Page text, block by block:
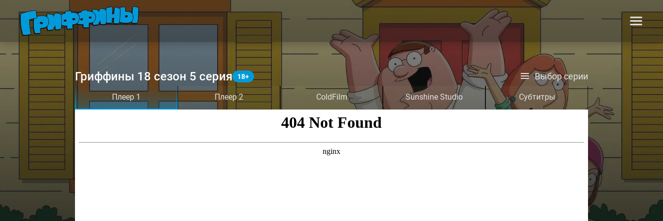
Гриффины 18 сезон 5 серия Выбор серии
Плеер 1 Плеер 2 ColdFilm Sunshine Studio Субтитры